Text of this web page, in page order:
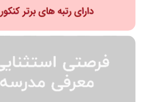
پیش دبستانی